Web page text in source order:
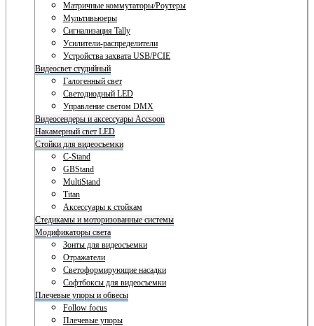
Матричные коммутаторы/Роутеры
Мультивьюеры
Сигнализация Tally
Усилители-распределители
Устройства захвата USB/PCIE
Видеосвет студийный
Галогенный свет
Светодиодный LED
Управление светом DMX
Видеосендеры и аксессуары Accsoon
Накамерный свет LED
Стойки для видеосъемки
C-Stand
GBStand
MultiStand
Titan
Аксессуары к стойкам
Стедикамы и моторизованные системы
Модификаторы света
Зонты для видеосъемки
Отражатели
Светоформирующие насадки
Софтбоксы для видеосъемки
Плечевые упоры и обвесы
Follow focus
Плечевые упоры